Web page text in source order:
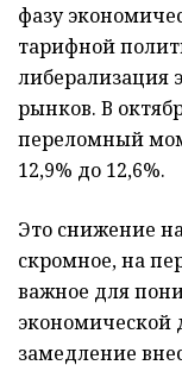
фазу
тарифной
либерализация
рынков. В
переломный
12,9% до 12,6%.
Это снижение
скромное, на
важное для
экономической
замедление